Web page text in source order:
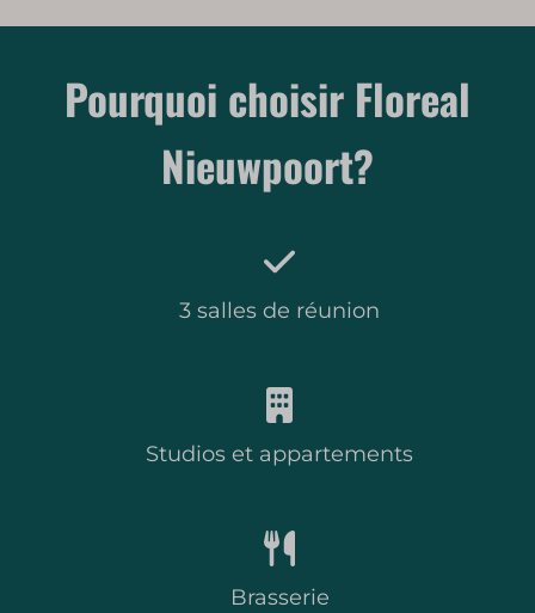
Pourquoi choisir Floreal
Nieuwpoort?
3 salles de réunion
Studios et appartements
Brasserie